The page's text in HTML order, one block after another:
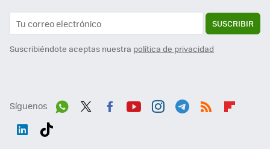
SUSCRIBIR
Suscribiéndote aceptas nuestra política de privacidad
Síguenos